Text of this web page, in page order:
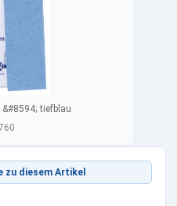
tiefblau
zu diesem Artikel